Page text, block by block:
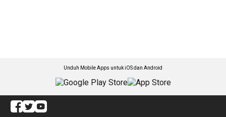
Unduh Mobile Apps untuk iOS dan Android